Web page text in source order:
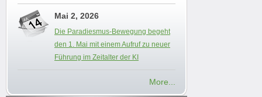
Mai 2, 2026
Die Paradiesmus-Bewegung begeht
den 1. Mai mit einem Aufruf zu neuer
Führung im Zeitalter der KI
More...